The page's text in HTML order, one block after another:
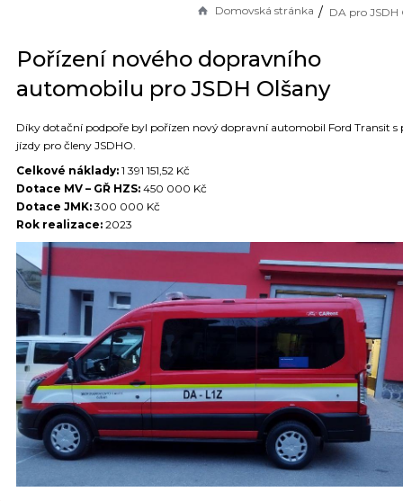
Domovská stránka DA pro JSDH
Pořízení nového dopravního
automobilu pro JSDH Olšany
Díky dotační podpoře byl pořízen nový dopravní automobil Ford Transit s
jízdy pro členy JSDHO.
Celkové náklady: 1 391 151,52 Kč
Dotace MV – GŘ HZS: 450 000 Kč
Dotace JMK: 300 000 Kč
Rok realizace: 2023